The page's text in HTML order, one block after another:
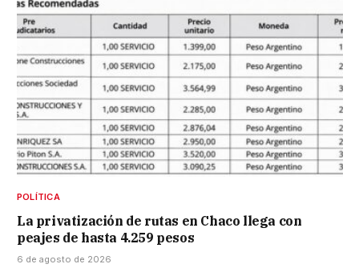
POLÍTICA
La privatización de rutas en Chaco llega con
peajes de hasta 4.259 pesos
6 de agosto de 2026